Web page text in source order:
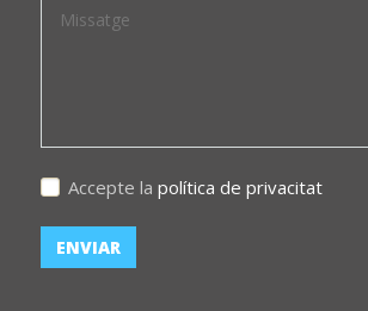
Accepte la política de privacitat